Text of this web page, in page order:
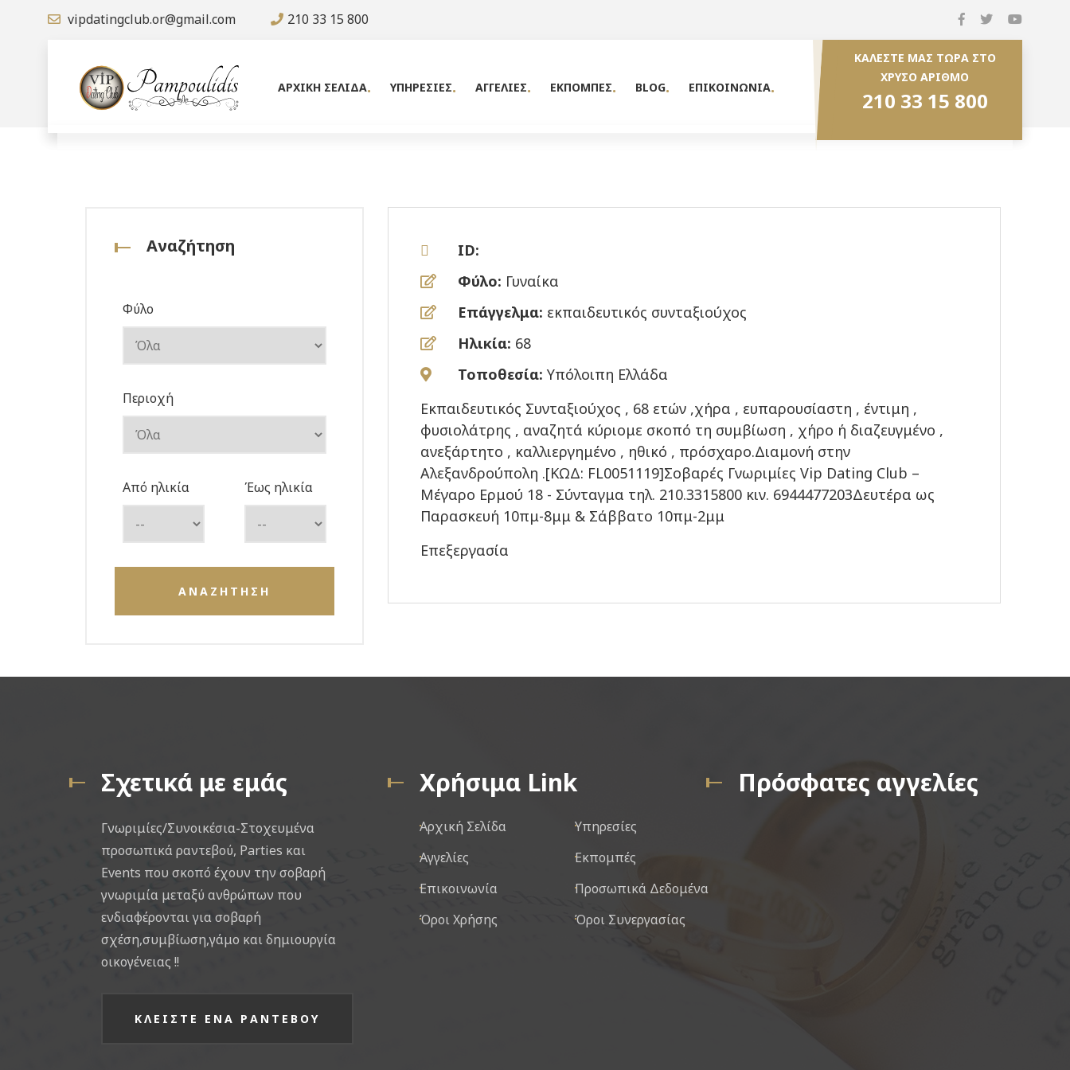
vipdatingclub.or@gmail.com 210 33 15 800
ΑΡΧΙΚΗ ΣΕΛΙΔΑ ΥΠΗΡΕΣΙΕΣ ΑΓΓΕΛΙΕΣ ΕΚΠΟΜΠΕΣ BLOG ΕΠΙΚΟΙΝΩΝΙΑ
ΚΑΛΕΣΤΕ ΜΑΣ ΤΩΡΑ ΣΤΟ
ΧΡΥΣΟ ΑΡΙΘΜΟ
210 33 15 800
Αναζήτηση
Φύλο
Περιοχή
Από ηλικία Έως ηλικία
ΑΝΑΖΗΤΗΣΗ
ID:
Φύλο: Γυναίκα
Επάγγελμα: εκπαιδευτικός συνταξιούχος
Ηλικία: 68
Τοποθεσία: Υπόλοιπη Ελλάδα
Εκπαιδευτικός Συνταξιούχος , 68 ετών ,χήρα , ευπαρουσίαστη , έντιμη ,
φυσιολάτρης , αναζητά κύριομε σκοπό τη συμβίωση , χήρο ή διαζευγμένο ,
ανεξάρτητο , καλλιεργημένο , ηθικό , πρόσχαρο.Διαμονή στην
Αλεξανδρούπολη .[ΚΩΔ: FL0051119]Σοβαρές Γνωριμίες Vip Dating Club –
Μέγαρο Ερμού 18 - Σύνταγμα τηλ. 210.3315800 κιν. 6944477203Δευτέρα ως
Παρασκευή 10πμ-8μμ & Σάββατο 10πμ-2μμ
Επεξεργασία
Σχετικά με εμάς
Γνωριμίες/Συνοικέσια-Στοχευμένα
προσωπικά ραντεβού, Parties και
Events που σκοπό έχουν την σοβαρή
γνωριμία μεταξύ ανθρώπων που
ενδιαφέρονται για σοβαρή
σχέση,συμβίωση,γάμο και δημιουργία
οικογένειας !!
ΚΛΕΙΣΤΕ ΕΝΑ ΡΑΝΤΕΒΟΥ
Χρήσιμα Link
Αρχική Σελίδα
Υπηρεσίες
Αγγελίες
Εκπομπές
Επικοινωνία
Προσωπικά Δεδομένα
Όροι Χρήσης
Όροι Συνεργασίας
Πρόσφατες αγγελίες